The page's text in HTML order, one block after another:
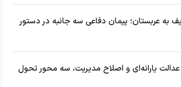
به عربستان؛ پیمان دفاعی سه جانبه در دستور
یارانه‌ای و اصلاح مدیریت، سه محور تحول